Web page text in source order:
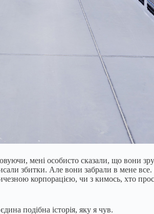
мені особисто сказали, що вони
збитки. Але вони забрали в мене
корпорацією, чи з кимось, хто
подібна історія, яку я чув.